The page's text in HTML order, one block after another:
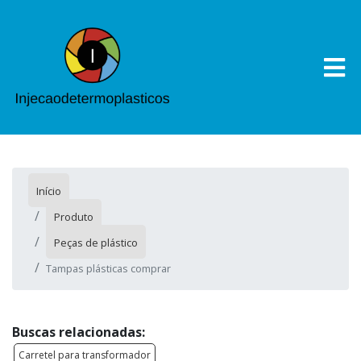
Início
Produto
Peças de plástico
Tampas plásticas comprar
Buscas relacionadas:
Carretel para transformador